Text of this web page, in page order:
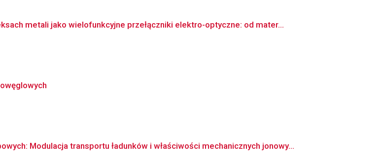
metali jako wielofunkcyjne przełączniki elektro-optyczne: od mater...
Modulacja transportu ładunków i właściwości mechanicznych jonowy...